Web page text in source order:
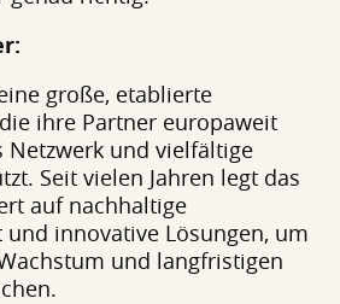
große, etablierte
ihre Partner europaweit
Netzwerk und vielfältige
Seit vielen Jahren legt das
auf nachhaltige
innovative Lösungen, um
und langfristigen